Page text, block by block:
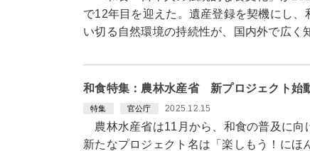
で12年目を迎えた。遺産登録を契機にし
い切る自然環境の持続性が、国内外で広
和食特集：農林水産省 新プロジェクト始
特集 官公庁 2025.12.15
農林水産省は11月から、和食の普及に向
新たなプロジェクト名は「楽しもう！にほ